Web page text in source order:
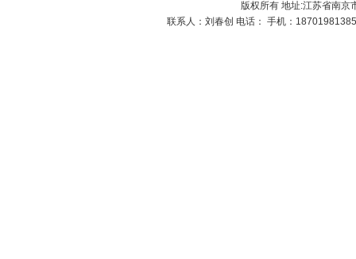
版权所有 地址:江苏省南
联系人：刘春创 电话： 手机：